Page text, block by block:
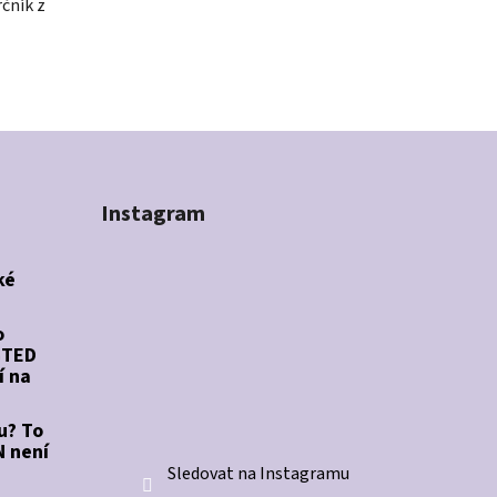
z
na
To
není
Instagram
Sledovat na Instagramu